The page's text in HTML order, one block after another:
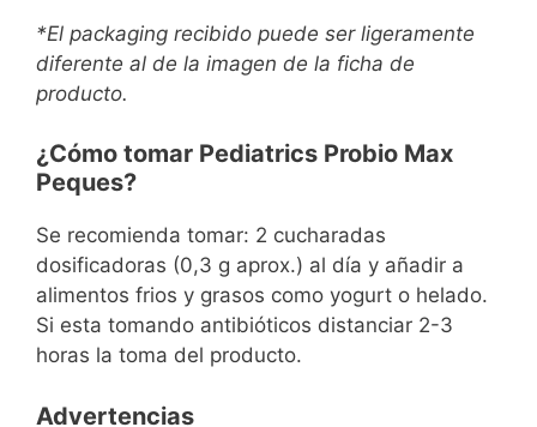
*El packaging recibido puede ser ligeramente
diferente al de la imagen de la ficha de
producto.
¿Cómo tomar Pediatrics Probio Max
Peques?
Se recomienda tomar: 2 cucharadas
dosificadoras (0,3 g aprox.) al día y añadir a
alimentos frios y grasos como yogurt o helado.
Si esta tomando antibióticos distanciar 2-3
horas la toma del producto.
Advertencias